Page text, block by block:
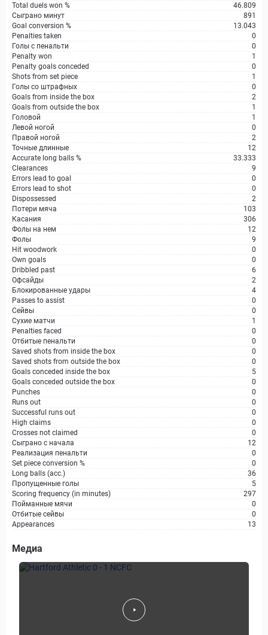
Total duels won %
46.809
Сыграно минут
891
Goal conversion %
13.043
Penalties taken
0
Голы с пенальти
0
Penalty won
1
Penalty goals conceded
0
Shots from set piece
1
Голы со штрафных
0
Goals from inside the box
2
Goals from outside the box
1
Головой
1
Левой ногой
0
Правой ногой
2
Точные длинные
12
Accurate long balls %
33.333
Clearances
9
Errors lead to goal
0
Errors lead to shot
0
Dispossessed
2
Потери мяча
103
Касания
306
Фолы на нем
12
Фолы
9
Hit woodwork
0
Own goals
0
Dribbled past
6
Офсайды
2
Блокированные удары
4
Passes to assist
0
Сейвы
0
Сухие матчи
1
Penalties faced
0
Отбитые пенальти
0
Saved shots from inside the box
0
Saved shots from outside the box
0
Goals conceded inside the box
5
Goals conceded outside the box
0
Punches
0
Runs out
0
Successful runs out
0
High claims
0
Crosses not claimed
0
Сыграно с начала
12
Реализация пенальти
0
Set piece conversion %
0
Long balls (acc.)
36
Пропущенные голы
5
Scoring frequency (in minutes)
297
Пойманные мячи
0
Отбитые сейвы
0
Appearances
13
Медиа